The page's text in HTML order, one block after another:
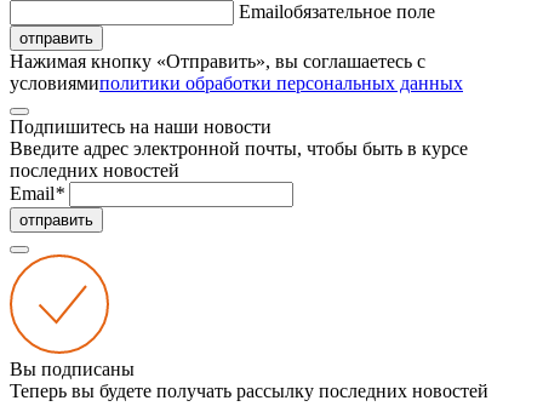
Emailобязательное поле
отправить
Нажимая кнопку «Отправить», вы соглашаетесь с
условиямиполитики обработки персональных данных
Подпишитесь на наши новости
Введите адрес электронной почты, чтобы быть в курсе
последних новостей
Email*
отправить
Вы подписаны
Теперь вы будете получать рассылку последних новостей